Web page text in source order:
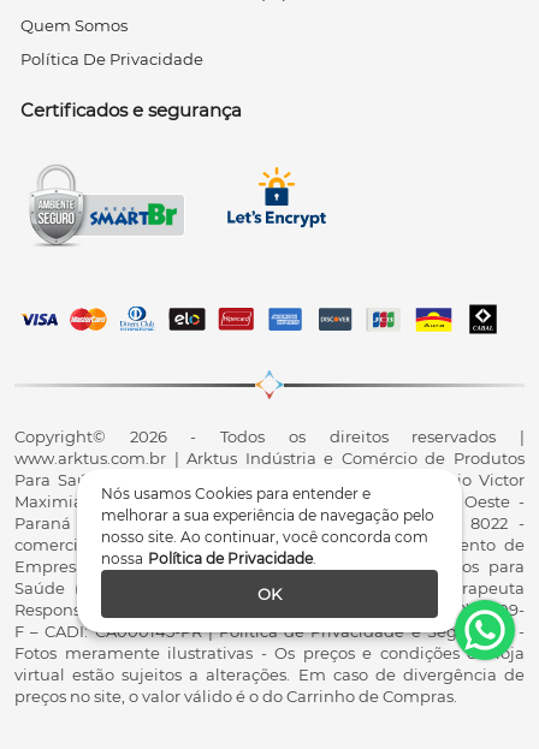
Nós usamos Cookies para entender e
melhorar a sua experiência de navegação pelo
nosso site. Ao continuar, você concorda com
nossa Política de Privacidade.
OK
Quem Somos
Política De Privacidade
Certificados e segurança
Copyright© 2026 - Todos os direitos reservados |
www.arktus.com.br | Arktus Indústria e Comércio de Produtos
Para Saúde Ltda | CNPJ: 01.417.367/0001-78 | R. Antônio Victor
Maximiano, 107, Parque Industrial II, Santa Tereza do Oeste -
Paraná - CEP 85825-900 - Fale conosco: 0800 200 8022 -
comercial@arktus.com.br | Autorização de Funcionamento de
Empresa - AFE/ANVISA - Para Fabricação de Produtos para
Saúde (Correlatos): 8.02.844-5 (UX418X102741) - Fisioterapeuta
Responsável Técnico Dr. Alex Fernando Zani - Crefito8(PR): 8409-
F – CADI: CA000145-PR | Política de Privacidade e Segurança -
Fotos meramente ilustrativas - Os preços e condições da loja
virtual estão sujeitos a alterações. Em caso de divergência de
preços no site, o valor válido é o do Carrinho de Compras.